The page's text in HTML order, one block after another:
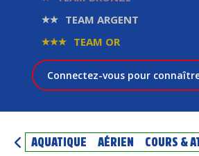
TEAM ARGENT
TEAM OR
Connectez-vous pour
AQUATIQUE AÉRIEN COURS &